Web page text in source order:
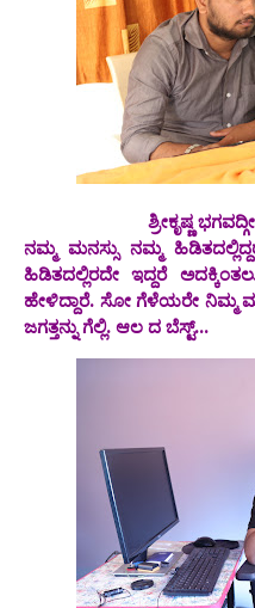
ಶ್ರೀಕೃಷ್ಣ
ನಮ್ಮ ಮನಸ್ಸು ನಮ್ಮ
ಹಿಡಿತದಲ್ಲಿರದೇ ಇದ್ದರೆ
ಹೇಳಿದ್ದಾರೆ. ಸೋ ಗೆಳೆಯರೇ ನಿಮ್ಮ
ಜಗತ್ತನ್ನು ಗೆಲ್ಲಿ. ಆಲ ದ ಬೆಸ್ಟ್...